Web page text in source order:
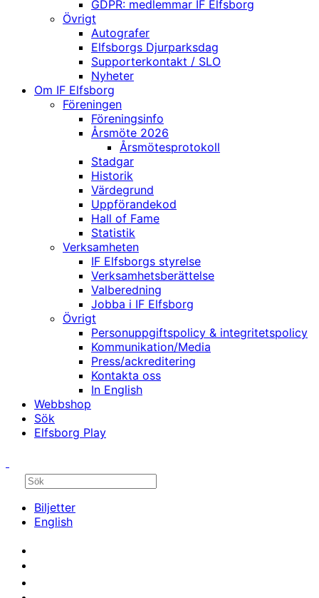
GDPR: medlemmar IF Elfsborg
Övrigt
Autografer
Elfsborgs Djurparksdag
Supporterkontakt / SLO
Nyheter
Om IF Elfsborg
Föreningen
Föreningsinfo
Årsmöte 2026
Årsmötesprotokoll
Stadgar
Historik
Värdegrund
Uppförandekod
Hall of Fame
Statistik
Verksamheten
IF Elfsborgs styrelse
Verksamhetsberättelse
Valberedning
Jobba i IF Elfsborg
Övrigt
Personuppgiftspolicy & integritetspolicy
Kommunikation/Media
Press/ackreditering
Kontakta oss
In English
Webbshop
Sök
Elfsborg Play
Biljetter
English